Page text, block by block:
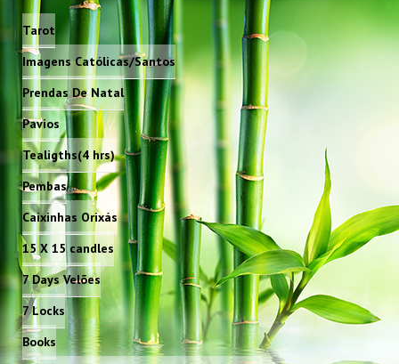
Tarot
Imagens Católicas/Santos
Prendas De Natal
Pavios
Tealigths(4 hrs)
Pembas
Caixinhas Orixás
15 X 15 candles
7 Days Velões
7 Locks
Books